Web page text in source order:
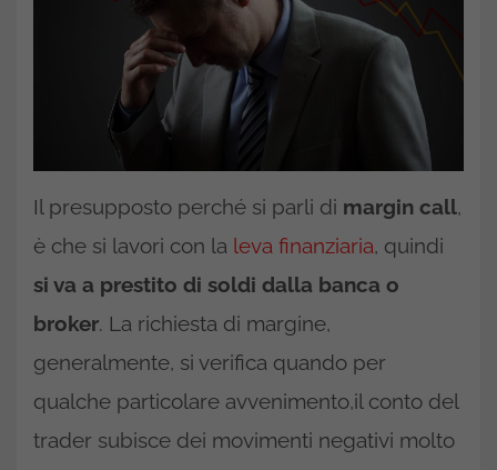
Il presupposto perché si parli di margin call,
è che si lavori con la leva finanziaria, quindi
si va a prestito di soldi dalla banca o
broker. La richiesta di margine,
generalmente, si verifica quando per
qualche particolare avvenimento,il conto del
trader subisce dei movimenti negativi molto